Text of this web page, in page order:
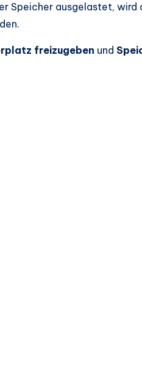
Speicher ausgelastet, wird
freizugeben und